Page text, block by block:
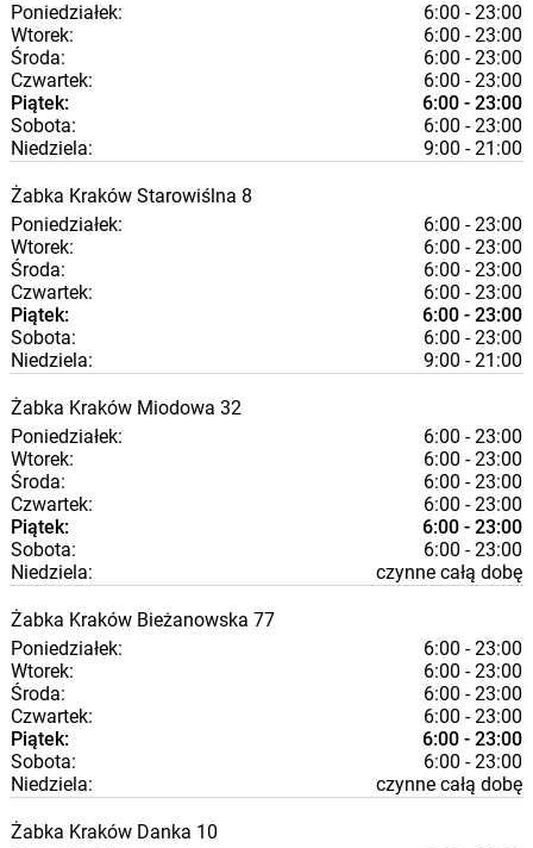
Poniedziałek:
6:00 - 23:00
Wtorek:
6:00 - 23:00
Środa:
6:00 - 23:00
Czwartek:
6:00 - 23:00
Piątek:
6:00 - 23:00
Sobota:
6:00 - 23:00
Niedziela:
9:00 - 21:00
Żabka Kraków Starowiślna 8
Poniedziałek:
6:00 - 23:00
Wtorek:
6:00 - 23:00
Środa:
6:00 - 23:00
Czwartek:
6:00 - 23:00
Piątek:
6:00 - 23:00
Sobota:
6:00 - 23:00
Niedziela:
9:00 - 21:00
Żabka Kraków Miodowa 32
Poniedziałek:
6:00 - 23:00
Wtorek:
6:00 - 23:00
Środa:
6:00 - 23:00
Czwartek:
6:00 - 23:00
Piątek:
6:00 - 23:00
Sobota:
6:00 - 23:00
Niedziela:
czynne całą dobę
Żabka Kraków Bieżanowska 77
Poniedziałek:
6:00 - 23:00
Wtorek:
6:00 - 23:00
Środa:
6:00 - 23:00
Czwartek:
6:00 - 23:00
Piątek:
6:00 - 23:00
Sobota:
6:00 - 23:00
Niedziela:
czynne całą dobę
Żabka Kraków Danka 10